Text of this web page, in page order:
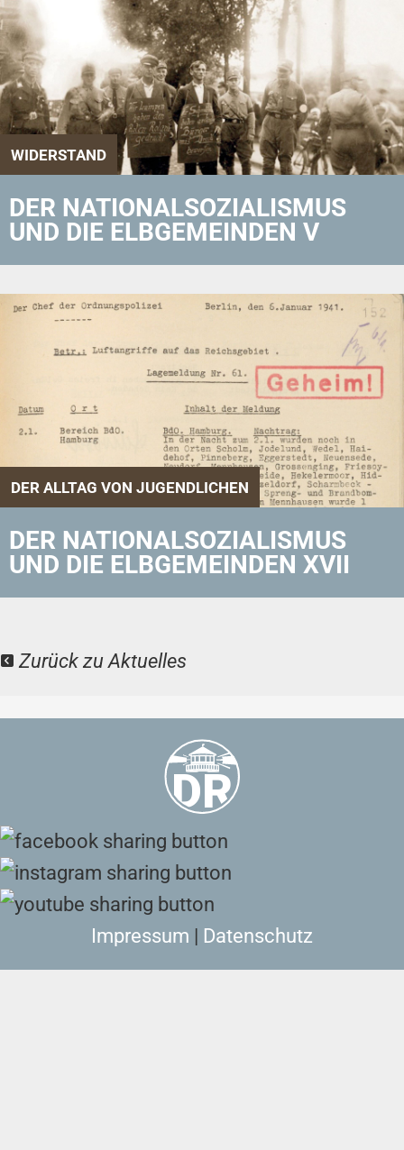
WIDERSTAND
DER NATIONALSOZIALISMUS
UND DIE ELBGEMEINDEN V
DER ALLTAG VON JUGENDLICHEN
DER NATIONALSOZIALISMUS
UND DIE ELBGEMEINDEN XVII
Zurück zu Aktuelles
Impressum Datenschutz